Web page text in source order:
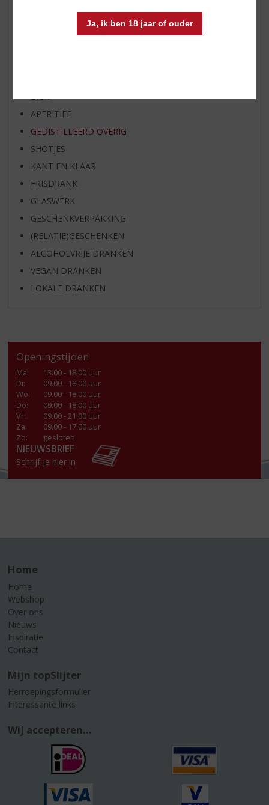
Ja, ik ben 18 jaar of ouder
SPIRIT VAN DE MAAND
APERITIEF
GEDISTILLEERD OVERIG
SHOTJES
KANT EN KLAAR
FRISDRANK
GLASWERK
GESCHENKVERPAKKING
(RELATIE)GESCHENKEN
ALCOHOLVRIJE DRANKEN
VEGAN DRANKEN
LOKALE DRANKEN
Openingstijden
Ma:
13.00 - 18.00 uur
Di:
09.00 - 18.00 uur
Wo:
09.00 - 18.00 uur
Do:
09.00 - 18.00 uur
Vr:
09.00 - 21.00 uur
Za:
09.00 - 17.00 uur
Zo:
gesloten
NIEUWSBRIEF
Schrijf je hier in
Home
Home
Webshop
Over ons
Nieuws
Inspiratie
Contact
Mijn topSlijter
Herroepingsformulier
Interessante links
Wij accepteren...